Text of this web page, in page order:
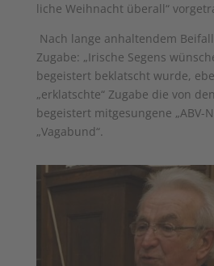
liche Weihnacht überall“
Nach lange anhaltendem
Zugabe: „Irische Segens­
begeistert beklatscht wurde,
„erklatschte“ Zugabe die von
begeistert mitgesungene „ABV-
„Vagabund“.